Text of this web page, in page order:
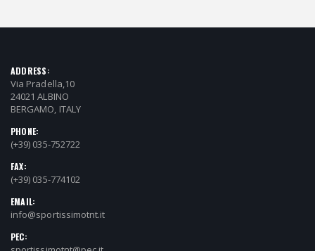
ADDRESS:
Via Pradella,10
24021 ALBINO
BERGAMO, ITALY
PHONE:
(+39) 035-752722
FAX:
(+39) 035-774102
EMAIL:
info@sportissimotnt.it
PEC: